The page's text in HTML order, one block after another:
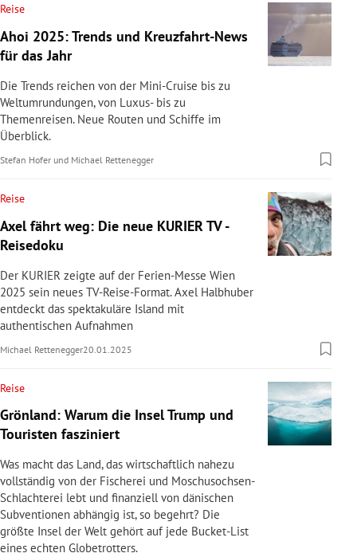
Reise
Ahoi 2025: Trends und Kreuzfahrt-News
für das Jahr
Die Trends reichen von der Mini-Cruise bis zu
Weltumrundungen, von Luxus- bis zu
Themenreisen. Neue Routen und Schiffe im
Überblick.
Stefan Hofer und Michael Rettenegger
Reise
Axel fährt weg: Die neue KURIER TV -
Reisedoku
Der KURIER zeigte auf der Ferien-Messe Wien
2025 sein neues TV-Reise-Format. Axel Halbhuber
entdeckt das spektakuläre Island mit
authentischen Aufnahmen
Michael Rettenegger20.01.2025
Reise
Grönland: Warum die Insel Trump und
Touristen fasziniert
Was macht das Land, das wirtschaftlich nahezu
vollständig von der Fischerei und Moschusochsen-
Schlachterei lebt und finanziell von dänischen
Subventionen abhängig ist, so begehrt? Die
größte Insel der Welt gehört auf jede Bucket-List
eines echten Globetrotters.